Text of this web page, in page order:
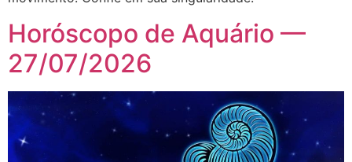
Horóscopo de Aquário —
27/07/2026